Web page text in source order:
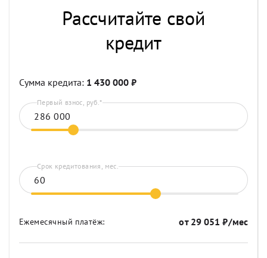
Рассчитайте свой
кредит
Сумма кредита: 1 430 000 ₽
Первый взнос, руб.*
Срок кредитования, мес.
Ежемесячный платёж: от 29 051 ₽/мес